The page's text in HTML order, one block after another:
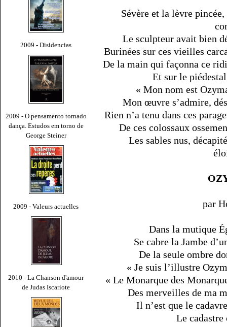
2009 - Disidencias
2009 - O pensamento tornado
dança. Estudos em torno de
George Steiner
2009 - Valeurs actuelles
2010 - La Chanson d'amour
de Judas Iscariote
Sévère et la lèvre
Le sculpteur avait bien
Burinées sur ces vieilles
De la main qui façonna ce
Et sur le
« Mon nom est
Mon œuvre s’admire,
Rien n’a tenu dans ces
De ces colossaux
Les sables nus,
par
Dans la mutique
Se cabre la Jambe
De la seule ombre
« Je suis l’illustre
« Le Monarque des
Des merveilles de ma
Il n’est que le
Le